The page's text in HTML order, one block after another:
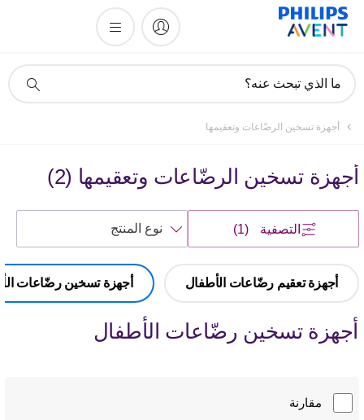
دعم
ما الذي تبحث عنه؟
أجهزة تسخين الرضّاعات وتعقيمها
أجهزة تسخين الرضّاعات وتعقيمها (
2
)
التصفية
حسب
أجهزة تعقيم رضّاعات الأطفال أجهزة تسخين رضّاعات
أجهزة تسخين رضّاعات الأطفال
مقارنة